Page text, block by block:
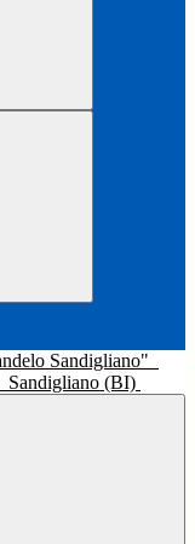
Sandigliano (BI)